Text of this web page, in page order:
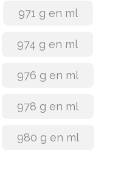
971 g en ml
974 g en ml
976 g en ml
978 g en ml
980 g en ml